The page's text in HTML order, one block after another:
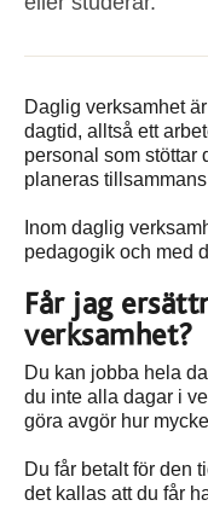
Daglig verksamhet
dagtid, alltså ett
personal som stöttar
planeras
Inom daglig
pedagogik och med
Får jag
verksamhet?
Du kan jobba hela
du inte alla dagar i
göra avgör hur
Du får betalt för den
det kallas att du får